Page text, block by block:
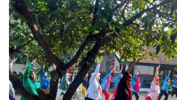
Ekonomi
Pendidikan
Informasi Journalism